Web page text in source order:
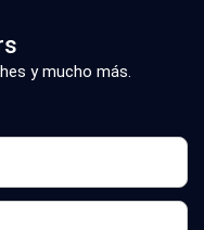
y mucho más.